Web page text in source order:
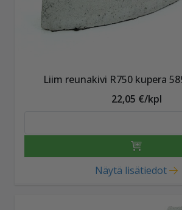
Liim reunakivi R750 kupera
22,05 €/kpl
Näytä lisätiedot